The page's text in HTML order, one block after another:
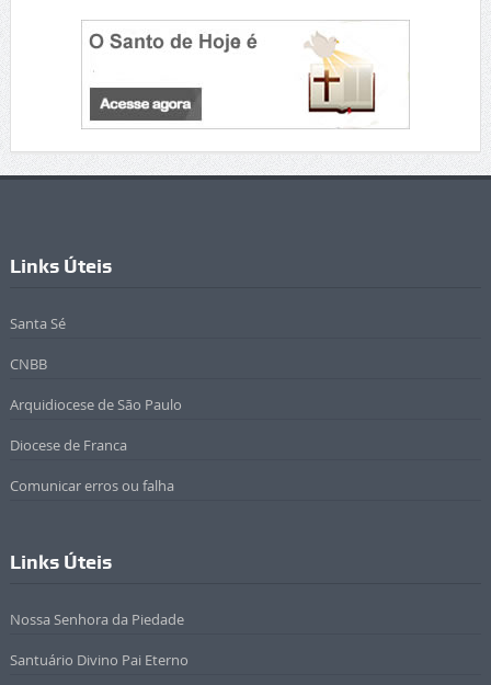
Links Úteis
Santa Sé
CNBB
Arquidiocese de São Paulo
Diocese de Franca
Comunicar erros ou falha
Links Úteis
Nossa Senhora da Piedade
Santuário Divino Pai Eterno